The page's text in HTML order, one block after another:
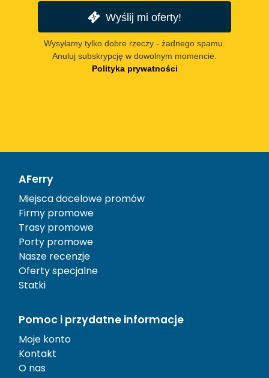
Wyślij mi oferty!
Wysyłamy tylko dobre rzeczy - żadnego spamu.
Anuluj subskrypcję w dowolnym momencie.
Polityka prywatności
AFerry
Miejsca docelowe promów
Firmy promowe
Trasy promowe
Porty promowe
Nasze recenzje
Oferty specjalne
Statki
Pomoc i przydatne informacje
Moje konto
Kontakt
O nas